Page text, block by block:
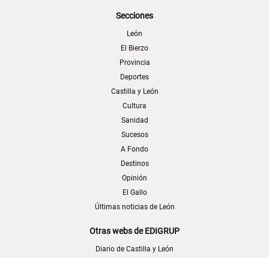
Secciones
León
El Bierzo
Provincia
Deportes
Castilla y León
Cultura
Sanidad
Sucesos
A Fondo
Destinos
Opinión
El Gallo
Últimas noticias de León
Otras webs de EDIGRUP
Diario de Castilla y León